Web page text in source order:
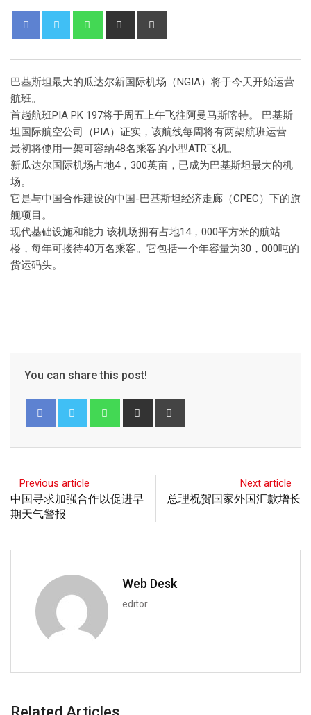
巴基斯坦最大的瓜达尔新国际机场（NGIA）将于今天开始运营
航班。
首趟航班PIA PK 197将于周五上午飞往阿曼马斯喀特。 巴基斯
坦国际航空公司（PIA）证实，该航线每周将有两架航班运营
最初将使用一架可容纳48名乘客的小型ATR飞机。
新瓜达尔国际机场占地4，300英亩，已成为巴基斯坦最大的机
场。
它是与中国合作建设的中国-巴基斯坦经济走廊（CPEC）下的旗
舰项目。
现代基础设施和能力 该机场拥有占地14，000平方米的航站
楼，每年可接待40万名乘客。它包括一个年容量为30，000吨的
货运码头。
You can share this post!
Previous article
中国寻求加强合作以促进早
期天气警报
Next article
总理祝贺国家外国汇款增长
Web Desk
editor